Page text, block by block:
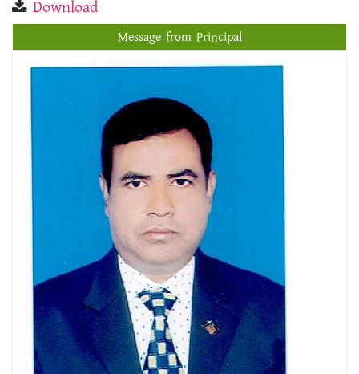
Download
Message from Principal